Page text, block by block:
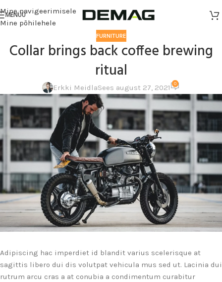
Mine navigeerimisele
Mine põhilehele
MENÜÜ
FURNITURE
Collar brings back coffee brewing
ritual
Erkki MeidlaSees august 27, 2021 0
Adipiscing hac imperdiet id blandit varius scelerisque at
sagittis libero dui dis volutpat vehicula mus sed ut. Lacinia dui
rutrum arcu cras a at conubia a condimentum curabitur